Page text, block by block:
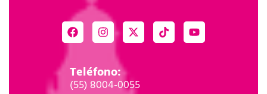
Teléfono:
(55) 8004-0055